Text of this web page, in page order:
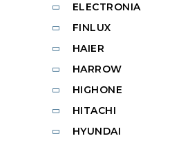
ELECTRONIA
FINLUX
HAIER
HARROW
HIGHONE
HITACHI
HYUNDAI